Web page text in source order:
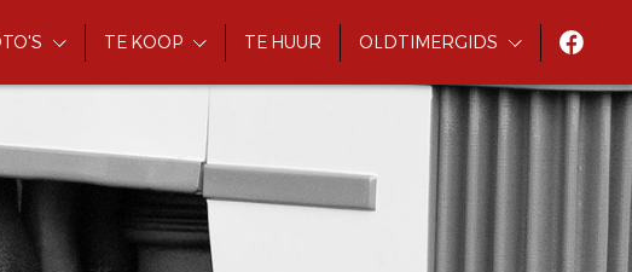
TE KOOP TE HUUR OLDTIMERGIDS